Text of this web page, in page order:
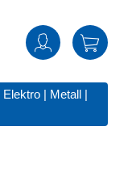
Elektro | Metall |